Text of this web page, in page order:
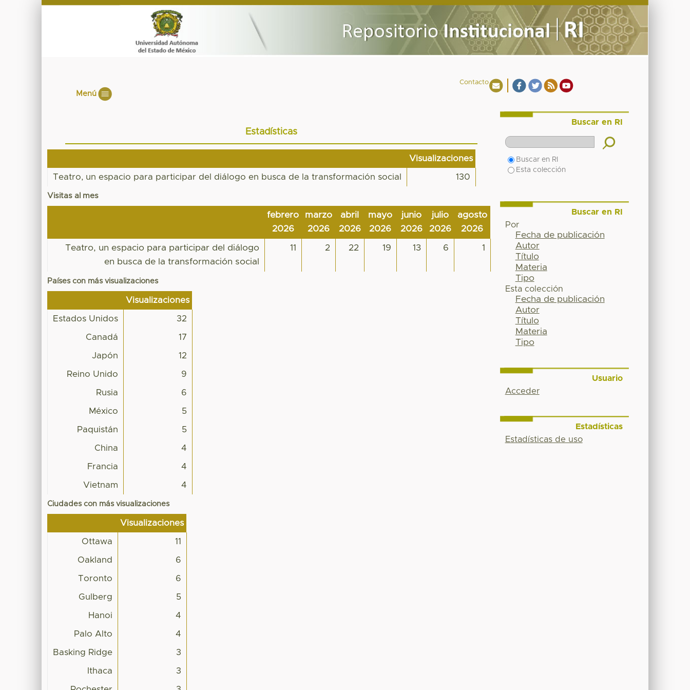
Contacto
Menú
Estadísticas
Visualizaciones
Teatro, un espacio para participar del diálogo en busca de la transformación social 130
Visitas al mes
febrero
2026
marzo
2026
abril
2026
mayo
2026
junio
2026
julio
2026
agosto
2026
Teatro, un espacio para participar del diálogo
en busca de la transformación social
11 2 22 19 13 6 1
Países con más visualizaciones
Visualizaciones
Estados Unidos 32
Canadá 17
Japón 12
Reino Unido 9
Rusia 6
México 5
Paquistán 5
China 4
Francia 4
Vietnam 4
Ciudades con más visualizaciones
Visualizaciones
Ottawa 11
Oakland 6
Toronto 6
Gulberg 5
Hanoi 4
Palo Alto 4
Basking Ridge 3
Ithaca 3
Buscar en RI
Buscar en RI
Esta colección
Buscar en RI
Por
Fecha de publicación
Autor
Título
Materia
Tipo
Esta colección
Fecha de publicación
Autor
Título
Materia
Tipo
Usuario
Acceder
Estadísticas
Estadísticas de uso